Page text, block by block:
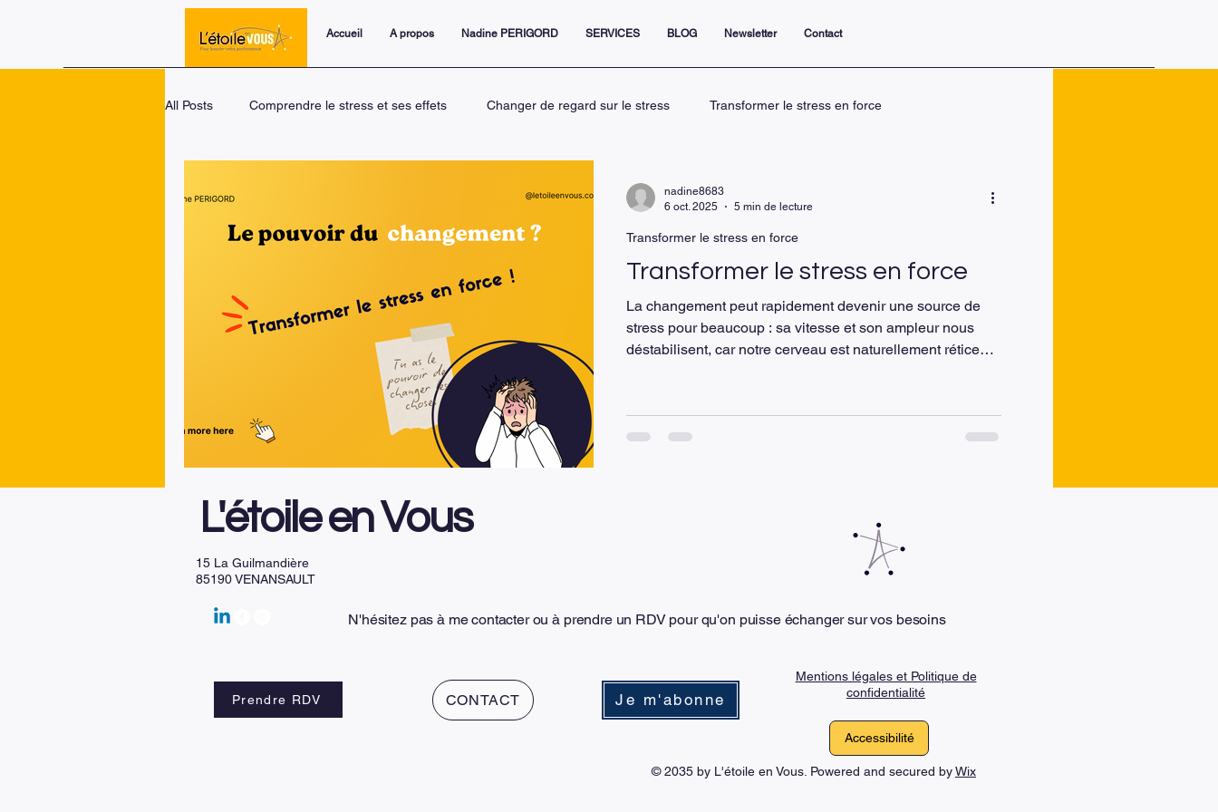
Accueil A propos Nadine PERIGORD SERVICES BLOG Newsletter Contact
All Posts Comprendre le stress et ses effets Changer de regard sur le stress Transformer le stress en force
Le changement : une dynamique unive
Coaching personnel et développement
Transformer le stress en force
La changement peut rapidement devenir une source de
stress pour beaucoup : sa vitesse et son ampleur nous
déstabilisent, car notre cerveau est naturellement réticent
rapidement face aux situations difficiles. Plutôt que de
subir la pression liée aux responsabilités, aux délais ou
Transformer le stress en force
nadine8683
6 oct. 2025
5 min de lecture
L'étoile en Vous
15 La Guilmandière
85190 VENANSAULT
N'hésitez pas à me contacter ou à prendre un RDV pour qu'on puisse échanger sur vos besoins
Prendre RDV CONTACT Je m'abonne
Mentions légales et Politique de
confidentialité
© 2035 by L'étoile en Vous. Powered and secured byWix
Accessibilité